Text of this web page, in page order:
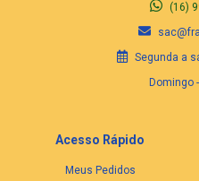
(16)
Segunda a
Domingo
Acesso Rápido
Meus Pedidos